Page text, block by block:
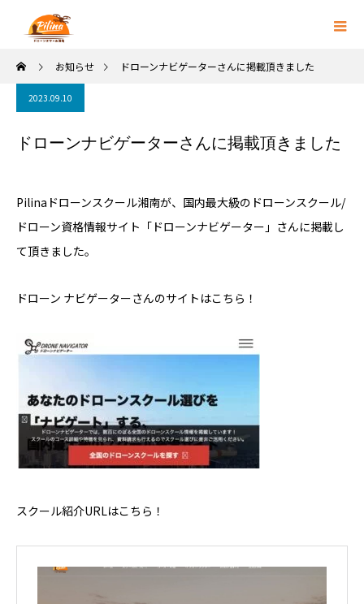
お知らせ ドローンナビゲーターさんに掲載頂きました
2023.09.10
ドローンナビゲーターさんに掲載頂きました
Pilinaドローンスクール湘南が、国内最大級のドローンスクール/
ドローン資格情報サイト「ドローンナビゲーター」さんに掲載し
て頂きました。
ドローン ナビゲーターさんのサイトはこちら！
スクール紹介URLはこちら！